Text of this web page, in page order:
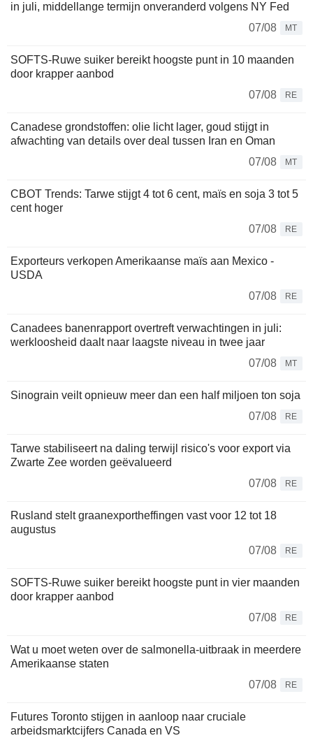
in juli, middellange termijn onveranderd volgens NY Fed
07/08
MT
SOFTS-Ruwe suiker bereikt hoogste punt in 10 maanden
door krapper aanbod
07/08
RE
Canadese grondstoffen: olie licht lager, goud stijgt in
afwachting van details over deal tussen Iran en Oman
07/08
MT
CBOT Trends: Tarwe stijgt 4 tot 6 cent, maïs en soja 3 tot 5
cent hoger
07/08
RE
Exporteurs verkopen Amerikaanse maïs aan Mexico -
USDA
07/08
RE
Canadees banenrapport overtreft verwachtingen in juli:
werkloosheid daalt naar laagste niveau in twee jaar
07/08
MT
Sinograin veilt opnieuw meer dan een half miljoen ton soja
07/08
RE
Tarwe stabiliseert na daling terwijl risico's voor export via
Zwarte Zee worden geëvalueerd
07/08
RE
Rusland stelt graanexportheffingen vast voor 12 tot 18
augustus
07/08
RE
SOFTS-Ruwe suiker bereikt hoogste punt in vier maanden
door krapper aanbod
07/08
RE
Wat u moet weten over de salmonella-uitbraak in meerdere
Amerikaanse staten
07/08
RE
Futures Toronto stijgen in aanloop naar cruciale
arbeidsmarktcijfers Canada en VS